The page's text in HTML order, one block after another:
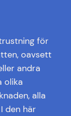
för
oavsett
andra
olika
alla
den här